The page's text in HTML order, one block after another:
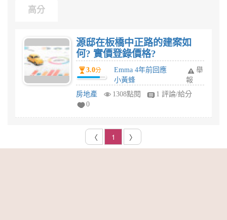
高分
源邸在板橋中正路的建案如
何? 實價登錄價格?
3.0分
Emma 4年前回應
小黃蜂
舉
報
房地產
1308點閱
1 評論/給分
0
〈 1 〉